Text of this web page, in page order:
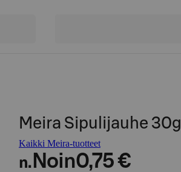
Meira Sipulijauhe 30g
Kaikki Meira-tuotteet
n. Noin0,75 €